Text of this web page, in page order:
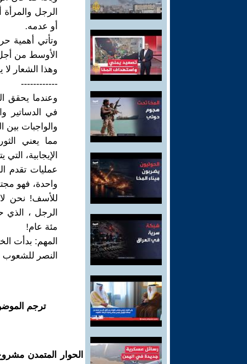
الرجل
أو عدمه.
وتأتي أهمية
الأوسط من
وهذا الشعار
------------
وعندما يحقق
في الدساتير
والواجبات بين
مما يعني
الإيجابية،
عمليات تقدم
واحدة، فهو
للأسف! نحن
الرجل ، الذي
مئة عام!
المهم: بدأت
النصر للشعوب
ترجم
الحوار المتمدن